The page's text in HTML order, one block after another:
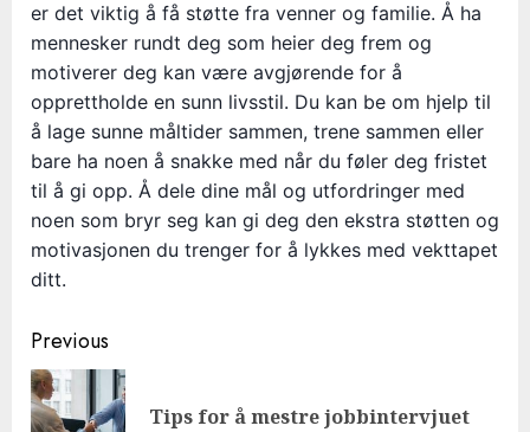
er det viktig å få støtte fra venner og familie. Å ha
mennesker rundt deg som heier deg frem og
motiverer deg kan være avgjørende for å
opprettholde en sunn livsstil. Du kan be om hjelp til
å lage sunne måltider sammen, trene sammen eller
bare ha noen å snakke med når du føler deg fristet
til å gi opp. Å dele dine mål og utfordringer med
noen som bryr seg kan gi deg den ekstra støtten og
motivasjonen du trenger for å lykkes med vekttapet
ditt.
Continue
Reading
Previous
Tips for å mestre jobbintervjuet